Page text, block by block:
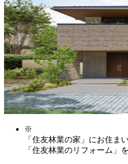
※
「住友林業の家」にお住ま
「住友林業のリフォーム」